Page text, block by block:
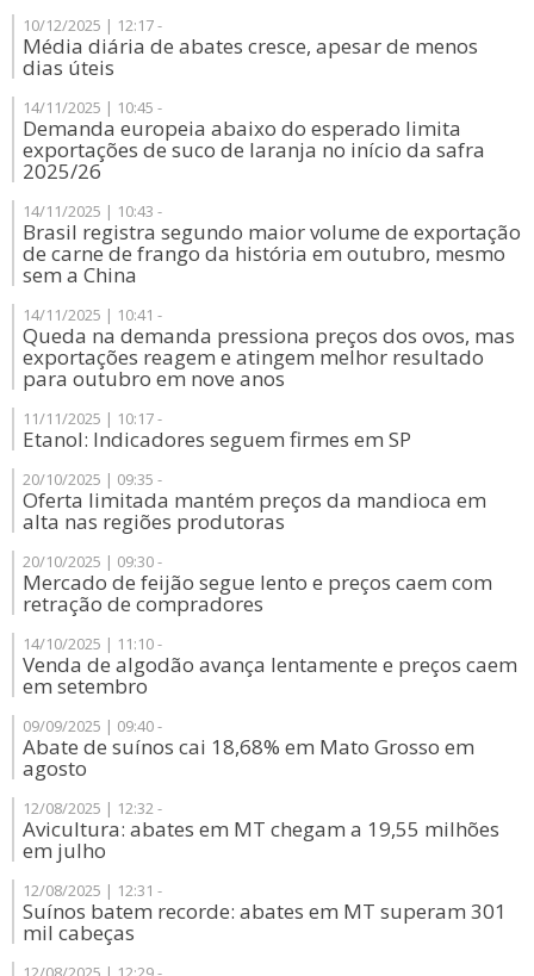
10/12/2025 | 12:17 -
Média diária de abates cresce, apesar de menos
dias úteis
14/11/2025 | 10:45 -
Demanda europeia abaixo do esperado limita
exportações de suco de laranja no início da safra
2025/26
14/11/2025 | 10:43 -
Brasil registra segundo maior volume de exportação
de carne de frango da história em outubro, mesmo
sem a China
14/11/2025 | 10:41 -
Queda na demanda pressiona preços dos ovos, mas
exportações reagem e atingem melhor resultado
para outubro em nove anos
11/11/2025 | 10:17 -
Etanol: Indicadores seguem firmes em SP
20/10/2025 | 09:35 -
Oferta limitada mantém preços da mandioca em
alta nas regiões produtoras
20/10/2025 | 09:30 -
Mercado de feijão segue lento e preços caem com
retração de compradores
14/10/2025 | 11:10 -
Venda de algodão avança lentamente e preços caem
em setembro
09/09/2025 | 09:40 -
Abate de suínos cai 18,68% em Mato Grosso em
agosto
12/08/2025 | 12:32 -
Avicultura: abates em MT chegam a 19,55 milhões
em julho
12/08/2025 | 12:31 -
Suínos batem recorde: abates em MT superam 301
mil cabeças